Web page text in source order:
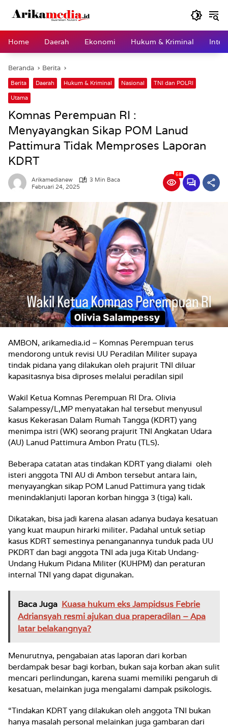
Home
Daerah Ekonomi Hukum & Kriminal
Beranda Berita
Berita Daerah Hukum & Kriminal Nasional TNI dan POLRI
Utama
Komnas Perempuan RI :
Menyayangkan Sikap POM Lanud
Pattimura Tidak Memproses Laporan
KDRT
Arikamedianew
3 Min Baca
Februari 24, 2025
68
AMBON, arikamedia.id – Komnas Perempuan terus
mendorong untuk revisi UU Peradilan Militer supaya
tindak pidana yang dilakukan oleh prajurit TNI diluar
kapasitasnya bisa diproses melalui peradilan sipil
Wakil Ketua Komnas Perempuan RI Dra. Olivia
Salampessy/L,MP menyatakan hal tersebut menyusul
kasus Kekerasan Dalam Rumah Tangga (KDRT) yang
menimpa istri (WK) seorang prajurit TNI Angkatan Udara
(AU) Lanud Pattimura Ambon Pratu (TLS).
Beberapa catatan atas tindakan KDRT yang dialami oleh
isteri anggota TNI AU di Ambon tersebut antara lain,
menyayangkan sikap POM Lanud Pattimura yang tidak
menindaklanjuti laporan korban hingga 3 (tiga) kali.
Dikatakan, bisa jadi karena alasan adanya budaya kesatuan
yang kuat maupun hirarki militer. Padahal untuk setiap
kasus KDRT semestinya penanganannya tunduk pada UU
PKDRT dan bagi anggota TNI ada juga Kitab Undang-
Undang Hukum Pidana Militer (KUHPM) dan peraturan
internal TNI yang dapat digunakan.
Baca Juga Kuasa hukum eks Jampidsus Febrie
Adriansyah resmi ajukan dua praperadilan – Apa
latar belakangnya?
Menurutnya, pengabaian atas laporan dari korban
berdampak besar bagi korban, bukan saja korban akan sulit
mencari perlindungan, karena suami memiliki pengaruh di
kesatuan, melainkan juga mengalami dampak psikologis.
“Tindakan KDRT yang dilakukan oleh anggota TNI bukan
hanya masalah personal melainkan juga gambaran dari